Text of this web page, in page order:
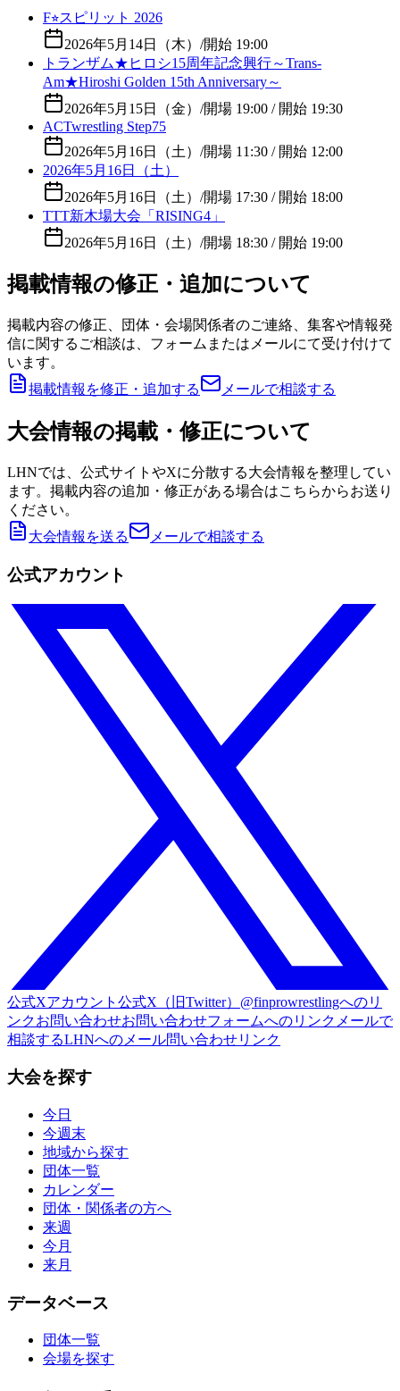
F⭐︎スピリット 2026
2026年5月14日（木） /開始 19:00
トランザム★ヒロシ15周年記念興行～Trans-
Am★Hiroshi Golden 15th Anniversary～
2026年5月15日（金） /開場 19:00 / 開始 19:30
ACTwrestling Step75
2026年5月16日（土） /開場 11:30 / 開始 12:00
2026年5月16日（土）
2026年5月16日（土） /開場 17:30 / 開始 18:00
TTT新木場大会「RISING4」
2026年5月16日（土） /開場 18:30 / 開始 19:00
掲載情報の修正・追加について
掲載内容の修正、団体・会場関係者のご連絡、集客や情報発
信に関するご相談は、フォームまたはメールにて受け付けて
います。
掲載情報を修正・追加する
メールで相談する
大会情報の掲載・修正について
LHNでは、公式サイトやXに分散する大会情報を整理してい
ます。掲載内容の追加・修正がある場合はこちらからお送り
ください。
大会情報を送る
メールで相談する
公式アカウント
公式Xアカウント 公式X（旧Twitter）@finprowrestlingへのリ
ンクお問い合わせお問い合わせフォームへのリンク メールで
相談するLHNへのメール問い合わせリンク
大会を探す
今日
今週末
地域から探す
団体一覧
カレンダー
団体・関係者の方へ
来週
今月
来月
データベース
団体一覧
会場を探す